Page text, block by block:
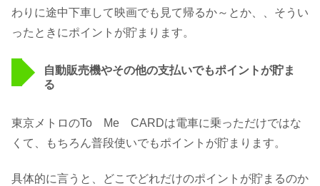
わりに途中下車して映画でも見て帰るか～とか、、そうい
ったときにポイントが貯まります。
自動販売機やその他の支払いでもポイントが貯ま
る
東京メトロのTo Me CARDは電車に乗っただけではな
くて、もちろん普段使いでもポイントが貯まります。
具体的に言うと、どこでどれだけのポイントが貯まるのか